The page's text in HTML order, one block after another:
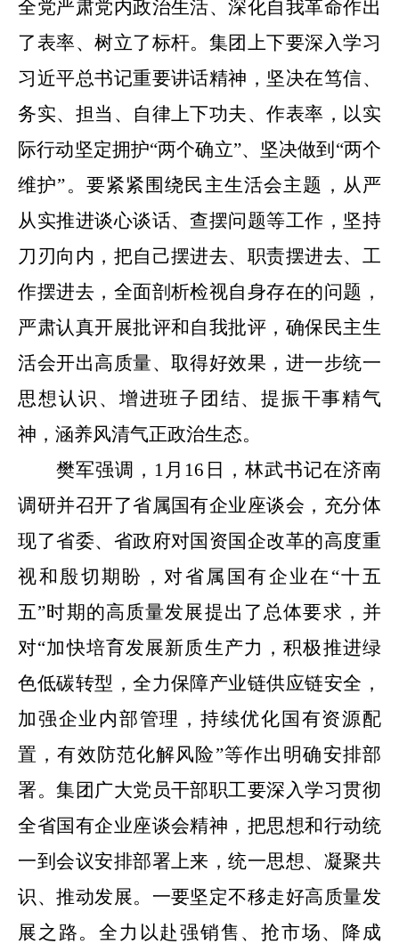
全党严肃党内政治生活、深化自我革命作出
了表率、树立了标杆。集团上下要深入学习
习近平总书记重要讲话精神，坚决在笃信、
务实、担当、自律上下功夫、作表率，以实
际行动坚定拥护“两个确立”、坚决做到“两个
维护”。要紧紧围绕民主生活会主题，从严
从实推进谈心谈话、查摆问题等工作，坚持
刀刃向内，把自己摆进去、职责摆进去、工
作摆进去，全面剖析检视自身存在的问题，
严肃认真开展批评和自我批评，确保民主生
活会开出高质量、取得好效果，进一步统一
思想认识、增进班子团结、提振干事精气
神，涵养风清气正政治生态。
樊军强调， 1月16日，林武书记在济南
调研并召开了省属国有企业座谈会，充分体
现了省委、省政府对国资国企改革的高度重
视和殷切期盼，对省属国有企业在“十五
五”时期的高质量发展提出了总体要求，并
对“加快培育发展新质生产力，积极推进绿
色低碳转型，全力保障产业链供应链安全，
加强企业内部管理，持续优化国有资源配
置，有效防范化解风险”等作出明确安排部
署。集团广大党员干部职工要深入学习贯彻
全省国有企业座谈会精神，把思想和行动统
一到会议安排部署上来，统一思想、凝聚共
识、推动发展。 一要坚定不移走好高质量发
展之路。全力以赴强销售、抢市场、降成